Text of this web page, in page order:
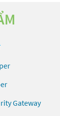
Gateway